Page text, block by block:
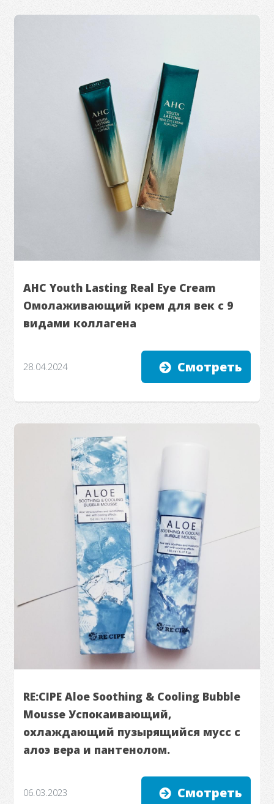
AHC Youth Lasting Real Eye Cream
Омолаживающий крем для век с 9
видами коллагена
28.04.2024 Смотреть
RE:CIPE Aloe Soothing & Cooling Bubble
Mousse Успокаивающий,
охлаждающий пузырящийся мусс с
алоэ вера и пантенолом.
06.03.2023 Смотреть